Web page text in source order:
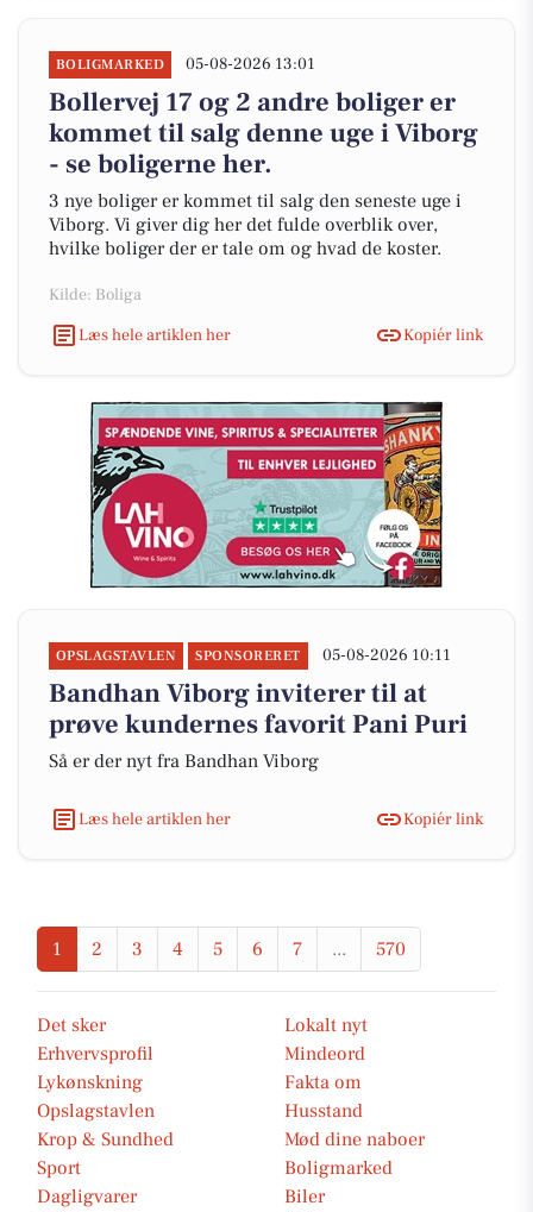
BOLIGMARKED 05-08-2026 13:01
Bollervej 17 og 2 andre boliger er
kommet til salg denne uge i Viborg
- se boligerne her.
3 nye boliger er kommet til salg den seneste uge i
Viborg. Vi giver dig her det fulde overblik over,
hvilke boliger der er tale om og hvad de koster.
Kilde: Boliga
Læs hele artiklen her
Kopiér link
OPSLAGSTAVLEN SPONSORERET 05-08-2026 10:11
Bandhan Viborg inviterer til at
prøve kundernes favorit Pani Puri
Så er der nyt fra Bandhan Viborg
Læs hele artiklen her Kopiér link
1 2 3 4 5 6 7 ... 570
Det sker
Lokalt nyt
Erhvervsprofil
Mindeord
Lykønskning
Fakta om
Opslagstavlen
Husstand
Krop & Sundhed
Mød dine naboer
Sport
Boligmarked
Dagligvarer
Biler